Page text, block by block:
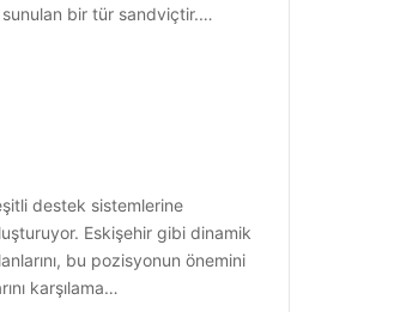
sunulan bir tür sandviçtir.…
destek sistemlerine
Eskişehir gibi dinamik
bu pozisyonun önemini
karşılama…